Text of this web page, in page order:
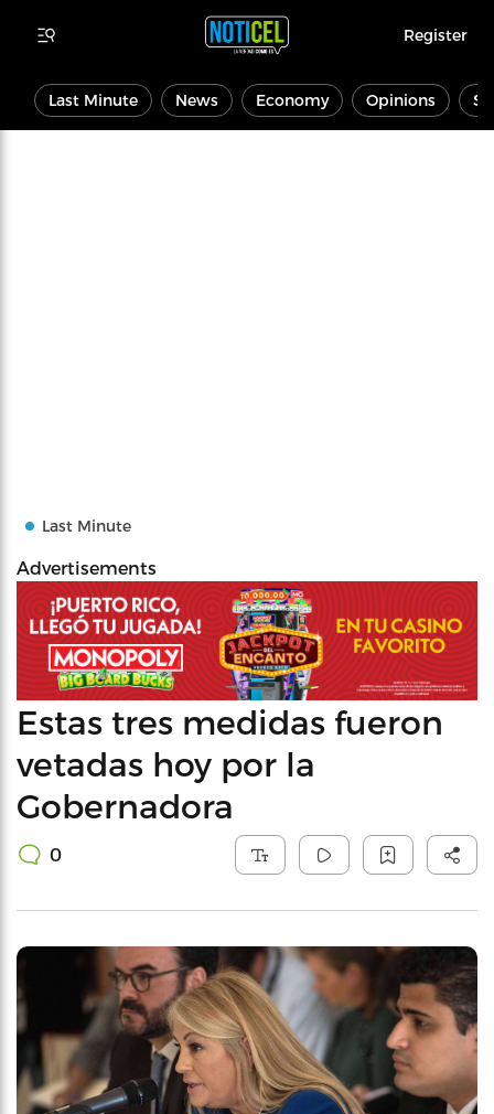
Register
Last Minute News Economy Opinions
Last Minute
Advertisements
Estas tres medidas fueron
vetadas hoy por la
Gobernadora
0